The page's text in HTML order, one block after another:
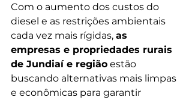
Com o aumento dos custos do
diesel e as restrições ambientais
cada vez mais rígidas, as
empresas e propriedades rurais
de Jundiaí e região estão
buscando alternativas mais limpas
e econômicas para garantir